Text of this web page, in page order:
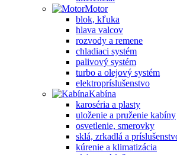
Motor
blok, kľuka
hlava valcov
rozvody a remene
chladiaci systém
palivový systém
turbo a olejový systém
elektropríslušenstvo
Kabína
karoséria a plasty
uloženie a pruženie kabíny
osvetlenie, smerovky
sklá, zrkadlá a
kúrenie a klimatizácia